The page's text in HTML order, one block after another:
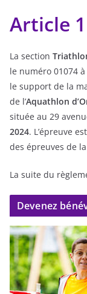
Article
La section
le numéro 01074
le support de la
de l’Aquathlon
située au 29
2024. L’épreuve
des épreuves de la
La suite du
Devenez